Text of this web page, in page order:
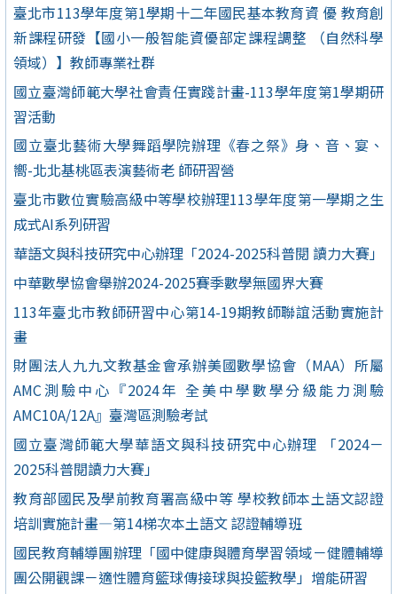
臺北市113學年度第1學期十二年國民基本教育資 優 教育創
新課程研發【國小一般智能資優部定課程調整 （自然科學
領域）】教師專業社群
國立臺灣師範大學社會責任實踐計畫-113學年度第1學期研
習活動
國立臺北藝術大學舞蹈學院辦理《春之祭》身、音、宴、
嚮-北北基桃區表演藝術老 師研習營
臺北市數位實驗高級中等學校辦理113學年度第一學期之生
成式AI系列研習
華語文與科技研究中心辦理「2024-2025科普閱 讀力大賽」
中華數學協會舉辦2024-2025賽季數學無國界大賽
113年臺北市教師研習中心第14-19期教師聯誼活動實施計
畫
財團法人九九文教基金會承辦美國數學協會（MAA）所屬
AMC測驗中心『2024年 全美中學數學分級能力測驗
AMC10A/12A』臺灣區測驗考試
國立臺灣師範大學華語文與科技研究中心辦理 「2024－
2025科普閱讀力大賽」
教育部國民及學前教育署高級中等 學校教師本土語文認證
培訓實施計畫—第14梯次本土語文 認證輔導班
國民教育輔導團辦理「國中健康與體育學習領域－健體輔導
團公開觀課－適性體育籃球傳接球與投籃教學」增能研習